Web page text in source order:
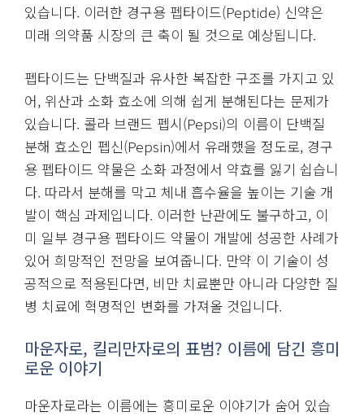
있습니다. 이러한 경구용 펩타이드(Peptide) 신약은
미래 의약품 시장의 큰 축이 될 것으로 예상됩니다.
펩타이드는 단백질과 유사한 복잡한 구조를 가지고 있
어, 위산과 소화 효소에 의해 쉽게 분해된다는 문제가
있습니다. 콜라 브랜드 펩시(Pepsi)의 이름이 단백질
분해 효소인 펩신(Pepsin)에서 유래했을 정도로, 경구
용 펩타이드 약물은 소화 과정에서 약효를 잃기 쉽습니
다. 따라서 분해를 막고 체내 흡수율을 높이는 기술 개
발이 핵심 과제입니다. 이러한 난관에도 불구하고, 이
미 일부 경구용 펩타이드 약물이 개발에 성공한 사례가
있어 희망적인 전망을 보여줍니다. 만약 이 기술이 성
공적으로 적용된다면, 비만 치료뿐만 아니라 다양한 질
병 치료에 혁명적인 변화를 가져올 것입니다.
마운자로, 킬리만자로의 표범? 이름에 담긴 흥미
로운 이야기
마운자로라는 이름에는 흥미로운 이야기가 숨어 있습